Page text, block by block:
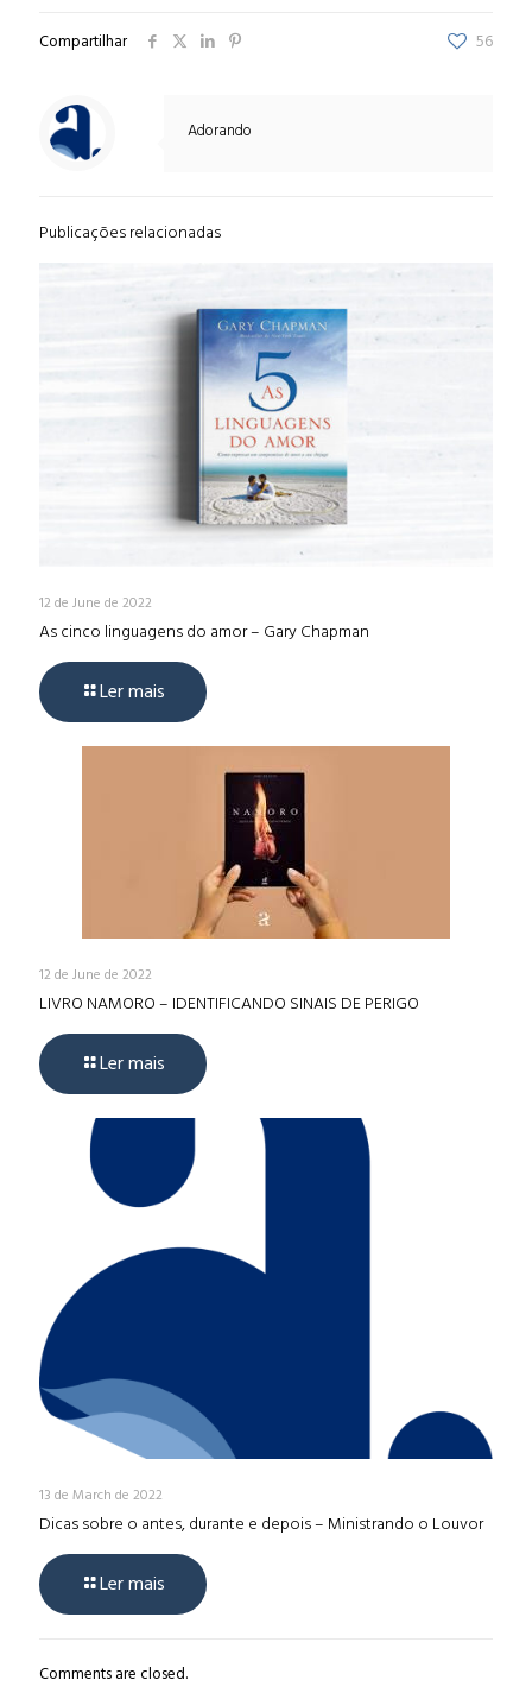
Compartilhar 56
Adorando
Publicações relacionadas
12 de June de 2022
As cinco linguagens do amor – Gary Chapman
Ler mais
12 de June de 2022
LIVRO NAMORO – IDENTIFICANDO SINAIS DE PERIGO
Ler mais
13 de March de 2022
Dicas sobre o antes, durante e depois – Ministrando o Louvor
Ler mais
Comments are closed.